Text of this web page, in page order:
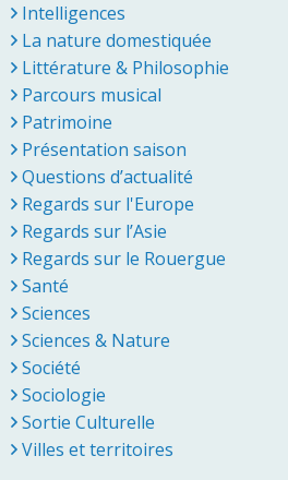
Intelligences
La nature domestiquée
Littérature & Philosophie
Parcours musical
Patrimoine
Présentation saison
Questions d’actualité
Regards sur l'Europe
Regards sur l’Asie
Regards sur le Rouergue
Santé
Sciences
Sciences & Nature
Société
Sociologie
Sortie Culturelle
Villes et territoires